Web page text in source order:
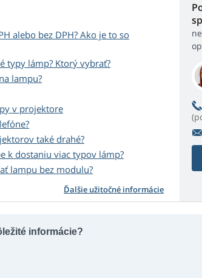
alebo bez DPH? Ako je to so
typy lámp? Ktorý vybrať?
lampu?
v projektore
také drahé?
k dostaniu viac typov lámp?
lampu bez modulu?
Ďalšie užitočné informácie
informácie?